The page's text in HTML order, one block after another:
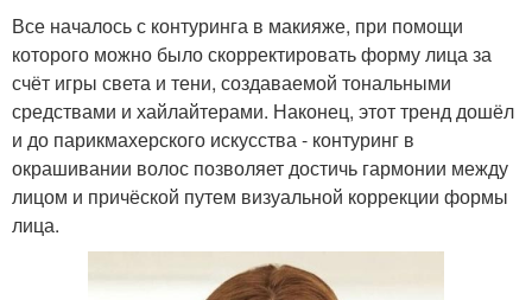
Все началось с контуринга в макияже, при помощи
которого можно было скорректировать форму лица за
счёт игры света и тени, создаваемой тональными
средствами и хайлайтерами. Наконец, этот тренд дошёл
и до парикмахерского искусства - контуринг в
окрашивании волос позволяет достичь гармонии между
лицом и причёской путем визуальной коррекции формы
лица.